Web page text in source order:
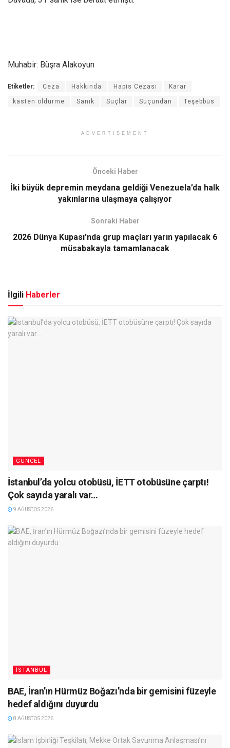
Muhabir: Büşra Alakoyun
Etiketler: Ceza Hakkında Hapis Cezası Karar
kasten öldürme Sanık Suçlar Suçundan Teşebbüs
ADVERTISEMENT
Önceki Haber
İki büyük depremin meydana geldiği Venezuela’da halk
yakınlarına ulaşmaya çalışıyor
Sonraki Haber
2026 Dünya Kupası’nda grup maçları yarın yapılacak 6
müsabakayla tamamlanacak
İlgili Haberler
GÜNCEL
İstanbul’da yolcu otobüsü, İETT otobüsüne çarptı!
Çok sayıda yaralı var…
9 AĞUSTOS 2026
İSTANBUL
BAE, İran’ın Hürmüz Boğazı’nda bir gemisini füzeyle
hedef aldığını duyurdu
8 AĞUSTOS 2026